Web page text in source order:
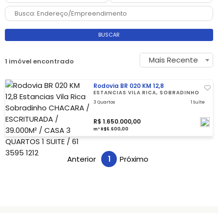
BUSCAR
1 imóvel encontrado Mais Recente
Rodovia BR 020 KM 12,8
ESTANCIAS VILA RICA, SOBRADINHO
3 Quartos 1 Suíte
R$ 1.650.000,00
m² R$6.600,00
Anterior 1 Próximo